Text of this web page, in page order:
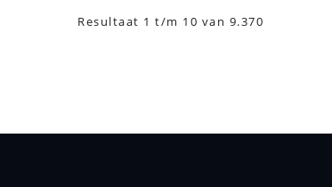
Resultaat 1 t/m 10 van 9.370